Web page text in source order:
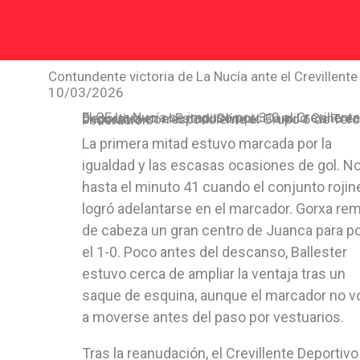
Contundente victoria de La Nucía ante el
10/03/2026
El CF La Nucía se impuso por 3-0 al Crevillente Deportivo en el Estadi Olímpic Camilo Cano en el encuentro correspondiente al Grupo 6 de Tercera Federación.
La primera mitad estuvo marcada por la
igualdad y las escasas ocasiones de gol.
hasta el minuto 41 cuando el conjunto
logró adelantarse en el marcador. Gorxa
de cabeza un gran centro de Juanca para
el 1-0. Poco antes del descanso, Ballester
estuvo cerca de ampliar la ventaja tras un
saque de esquina, aunque el marcador no
a moverse antes del paso por vestuarios.
Tras la reanudación, el Crevillente Deportivo